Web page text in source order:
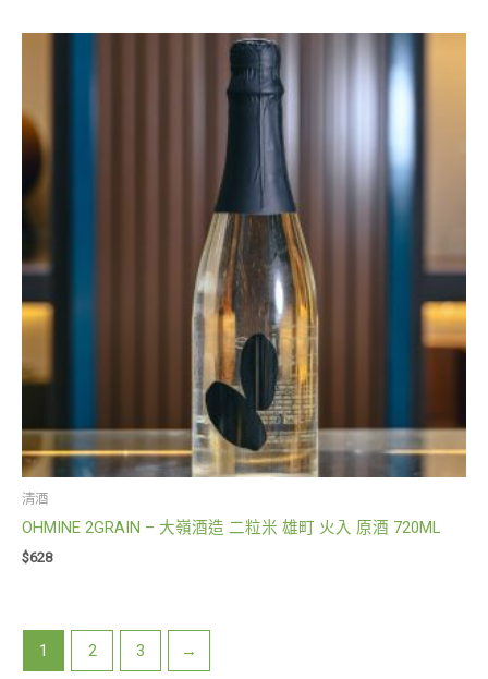
清酒
OHMINE 2GRAIN – 大嶺酒造 二粒米 雄町 火入 原酒 720ML
$628
1 2 3 →